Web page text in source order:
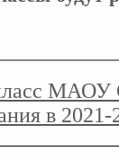
в